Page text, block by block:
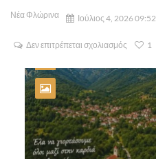
Νέα Φλώρινα Ιούλιος 4, 2026 09:52
Δεν επιτρέπεται σχολιασμός 1